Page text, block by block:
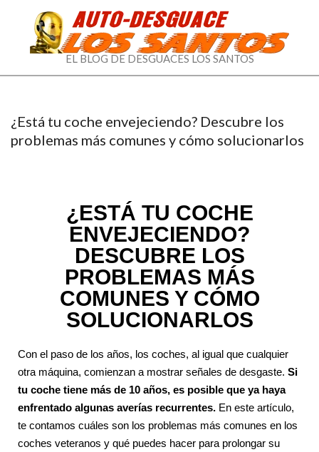
DE
DESGUACES
EL BLOG DE DESGUACES LOS SANTOS
¿Está tu coche envejeciendo? Descubre los
problemas más comunes y cómo solucionarlos
¿ESTÁ TU COCHE
ENVEJECIENDO?
DESCUBRE LOS
PROBLEMAS MÁS
COMUNES Y CÓMO
SOLUCIONARLOS
Con el paso de los años, los coches, al igual que cualquier
otra máquina, comienzan a mostrar señales de desgaste. Si
tu coche tiene más de 10 años, es posible que ya haya
enfrentado algunas averías recurrentes. En este artículo,
te contamos cuáles son los problemas más comunes en los
coches veteranos y qué puedes hacer para prolongar su